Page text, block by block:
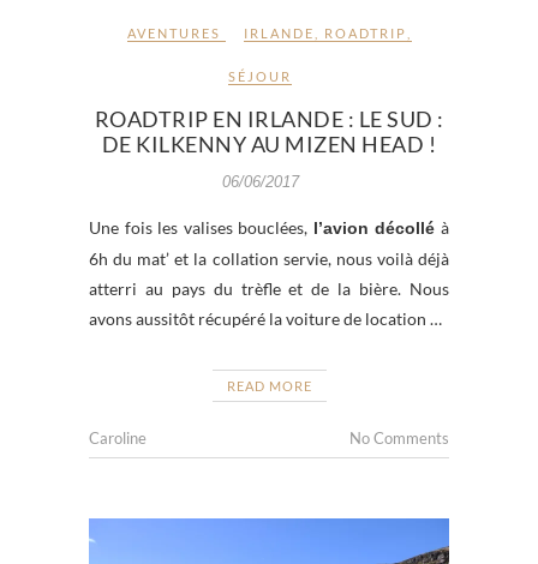
AVENTURES IRLANDE ROADTRIP
SÉJOUR
ROADTRIP EN IRLANDE : LE SUD :
DE KILKENNY AU MIZEN HEAD !
06/06/2017
Une fois les valises bouclées, l’avion décollé à
6h du mat’ et la collation servie, nous voilà déjà
atterri au pays du trèfle et de la bière. Nous
avons aussitôt récupéré la voiture de location …
READ MORE
Caroline No Comments